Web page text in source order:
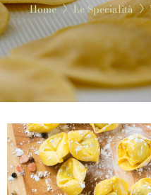
Home Le Specialità